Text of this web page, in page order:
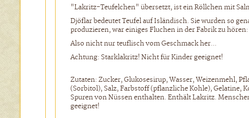
"Lakritz-Teufelchen" übersetzt, ist ein Röllchen mit
Djöflar bedeutet Teufel auf Isländisch. Sie wurden so
produzieren, war einiges Fluchen in der Fabrik zu
Also nicht nur teuflisch vom Geschmack her...
Achtung: Starklakritz! Nicht für Kinder geeignet!
Zutaten: Zucker, Glukosesirup, Wasser, Weizenmehl,
(Sorbitol), Salz, Farbstoff (pflanzliche Kohle), Gelatine,
Spuren von Nüssen enthalten. Enthält Lakritz.
geeignet!